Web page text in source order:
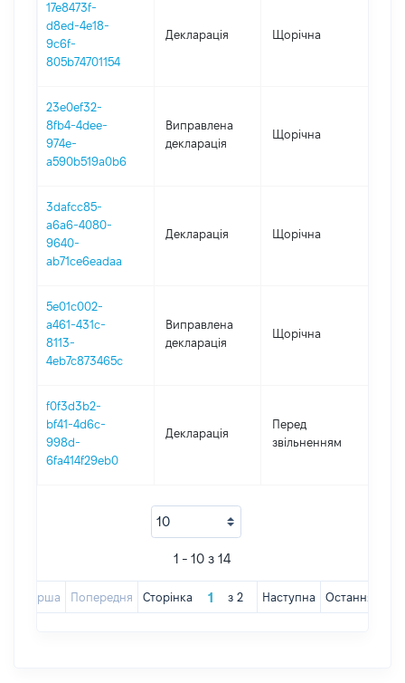
17e8473f-
d8ed-4e18-
9c6f-
805b74701154
Декларація Щорічна
23e0ef32-
8fb4-4dee-
974e-
a590b519a0b6
Виправлена
декларація
Щорічна
3dafcc85-
a6a6-4080-
9640-
ab71ce6eadaa
Декларація Щорічна
5e01c002-
a461-431c-
8113-
4eb7c873465c
Виправлена
декларація
Щорічна
f0f3d3b2-
bf41-4d6c-
998d-
6fa414f29eb0
Декларація
Перед
звільненням
1 - 10 з 14
Перша Попередня Сторінка з 2 Наступна Остання